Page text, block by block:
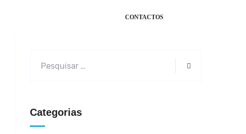
CONTACTOS
Categorias